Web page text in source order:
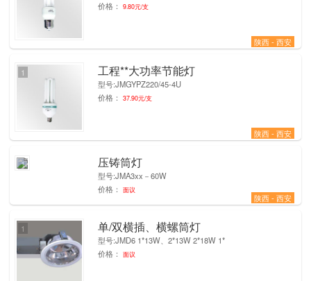
价格：
9.80元/支
陕西 - 西安
工程**大功率节能灯
型号:JMGYPZ220/45-4U
价格：
37.90元/支
陕西 - 西安
1
压铸筒灯
型号:JMA3xx－60W
价格：
面议
陕西 - 西安
1
单/双横插、横螺筒灯
型号:JMD6 1*13W、2*13W 2*18W 1*
价格：
面议
1